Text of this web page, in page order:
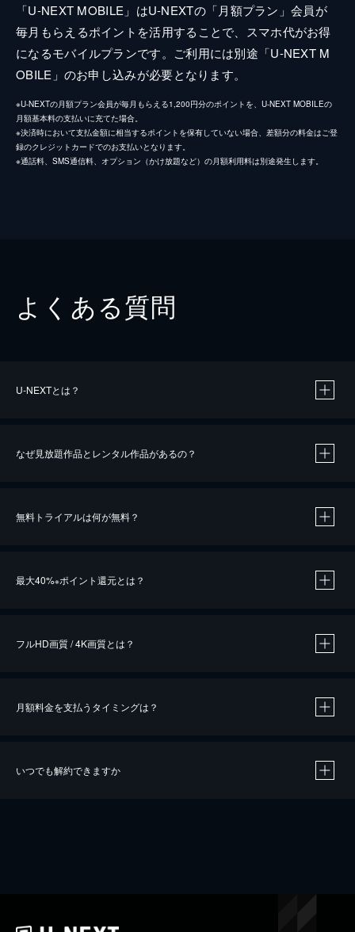
「U-NEXT MOBILE」はU-NEXTの「月額プラン」会員が
毎月もらえるポイントを活用することで、スマホ代がお得
になるモバイルプランです。ご利用には別途「U-NEXT M
OBILE」のお申し込みが必要となります。
※U-NEXTの月額プラン会員が毎月もらえる1,200円分のポイントを、U-NEXT MOBILEの
月額基本料の支払いに充てた場合。
※決済時において支払金額に相当するポイントを保有していない場合、差額分の料金はご登
録のクレジットカードでのお支払いとなります。
※通話料、SMS通信料、オプション（かけ放題など）の月額利用料は別途発生します。
よくある質問
U-NEXTとは？
なぜ見放題作品とレンタル作品があるの？
無料トライアルは何が無料？
最大40%※ポイント還元とは？
※40％ポイント還元の対象は、クレジットカード決済による作品の購入 / レンタルです。
iOSアプリのUコイン決済による作品の購入 / レンタルは、20％のポイント還元です。
フルHD画質 / 4K画質とは？
月額料金を支払うタイミングは？
いつでも解約できますか